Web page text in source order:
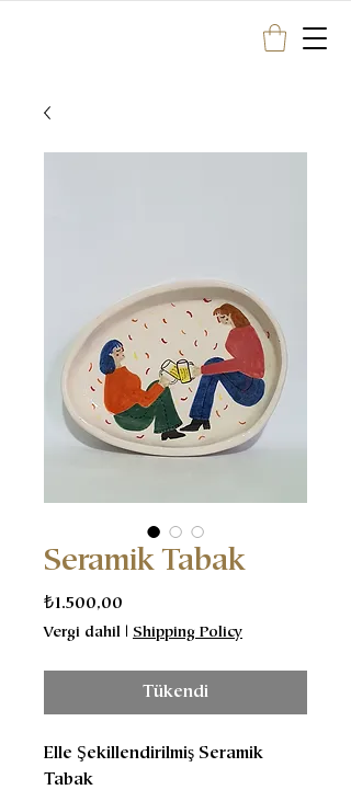
Seramik Tabak
₺1.500,00
Vergi dahil | Shipping Policy
Tükendi
Elle Şekillendirilmiş Seramik
Tabak